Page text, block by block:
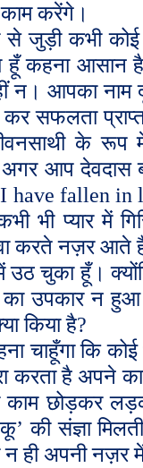
करेंगे।
जुड़ी कभी कोई
कहना आसान
न। आपका नाम
सफलता
के रूप में
अगर आप देवदास
I have fallen in
भी प्यार में
नज़र आते हैं।
में उठ चुका हूँ।
का उपकार न
किया है?
चाहूँगा कि
करता है अपने
काम छोड़कर
’ की संज्ञा
ही अपनी